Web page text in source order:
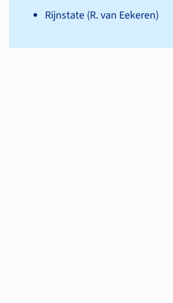
Rijnstate (R. van Eekeren)